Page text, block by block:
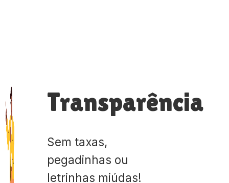
Transparência
Sem taxas,
pegadinhas ou
letrinhas miúdas!